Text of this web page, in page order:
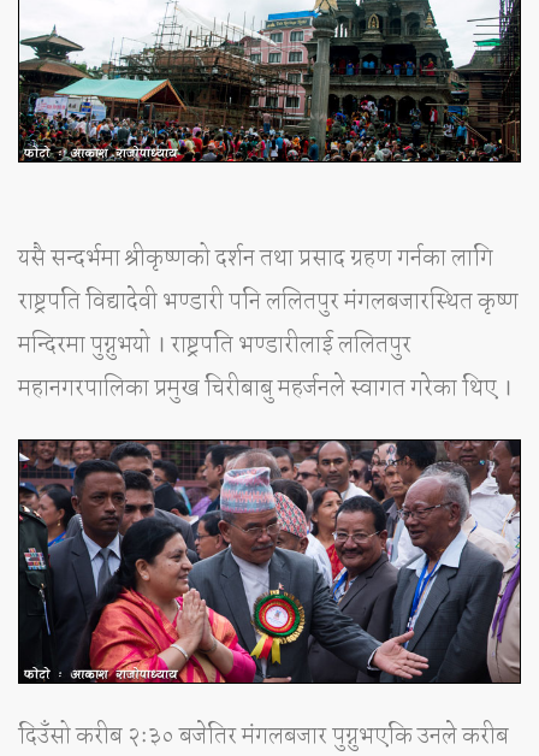
यसै सन्दर्भमा श्रीकृष्णको दर्शन तथा प्रसाद ग्रहण गर्नका लागि
राष्ट्रपति विद्यादेवी भण्डारी पनि ललितपुर मंगलबजारस्थित कृष्ण
मन्दिरमा पुग्नुभयो । राष्ट्रपति भण्डारीलाई ललितपुर
महानगरपालिका प्रमुख चिरीबाबु महर्जनले स्वागत गरेका थिए ।
दिउँसो करीब २ः३० बजेतिर मंगलबजार पुग्नुभएकि उनले करीब